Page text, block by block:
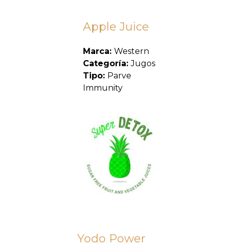
Apple Juice
Marca: Western
Categoría:Jugos
Tipo: Parve
Immunity
Yodo Power